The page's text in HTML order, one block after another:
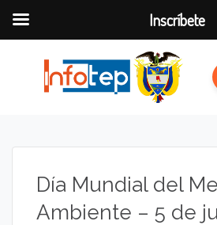
Día Mundial del
Ambiente – 5 de
Inscríbete